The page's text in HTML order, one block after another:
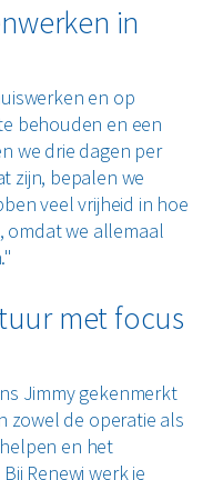
in
en op
behouden en een
we drie dagen per
zijn, bepalen we
veel vrijheid in hoe
omdat we allemaal
met focus
Jimmy gekenmerkt
zowel de operatie als
en het
Renewi werk je